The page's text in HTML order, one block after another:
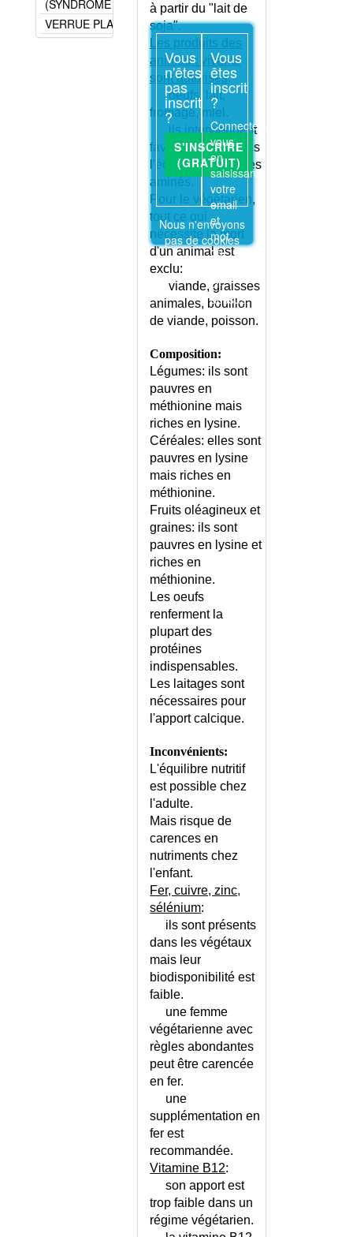
(SYNDROME DE)
VERRUE PLANTAIRE
VERTEBRO-BASILAIRE
VERTIGE POSITIONNEL
PAROXYSTIQUE BENIN
VERTIGES - REEDUCATION
VERTIGES DE L'ADULTE
VERTIGES DE L'ENFANT
VESICULES CUTANEES
VESSIE NEUROLOGIQUE
VICTIME DE GUERRE OU
VICTIMES - INDEMNISATION
VIEILLISSEMENT DE LA PEAU
VIOL OU TENTATIVE DE VIOL
VIOLENCES CONJUGALES
VIOLENCES CONJUGALES -
QUESTIONNAIRE WAST
VITAMINES DANS LES
VITESSE DE SEDIMENTATION
VOLVULUS DE L'ESTOMAC
VOLVULUS DU COLON
VOMISSEMENTS DE L'ADULTE
VOMISSEMENTS DE L'ENFANT
VOMISSEMENTS DE LA
VOMISSEMENTS DU
VON HIPPEL-LINDAU (MALADIE
VOYAGE EN AVION - CONTRE-
VOYAGE EN PAYS TROPICAL -
VOYAGE EN PAYS TROPICAL -
VOYAGE EN PAYS TROPICAL -
VOYAGE ET GROSSESSE
WALDENSTROM (MALADIE DE)
WEGENER (MALADIE DE)
WELLENS (SYNDROME DE)
WERNICKE (MALADIE DE)
WHIPPLE (MALADIE DE)
WILLEBRAND (MALADIE DE)
WILLIAMS (SYNDROME DE)
WILSON (MALADIE DE)
WOLFF-PARKINSON-WHITE
X FRAGILE (SYNDROME DE L')
CEREBROTENDINEUSE
Vous
n'êtes
pas
inscrit
?
S'INSCRIRE
(GRATUIT)
Vous
êtes
inscrit
?
Connectez-
vous
en
saisissant
votre
email
et
mot
de
ci-
dessus.
Nous n'envoyons
pas de cookies
à partir du "lait de
soja".
Les produits des
animaux vivants
sont autorisés:
oeufs, lait,
fromage, miel.
ils interviennent
favorablement dans
l'équilibre en acides
aminés.
Pour le végétarien,
tout ce qui
nécessite la mort
d'un animal est
exclu:
viande, graisses
animales, bouillon
de viande, poisson.
Composition:
Légumes: ils sont
pauvres en
méthionine mais
riches en lysine.
Céréales: elles sont
pauvres en lysine
mais riches en
méthionine.
Fruits oléagineux et
graines: ils sont
pauvres en lysine et
riches en
méthionine.
Les oeufs
renferment la
plupart des
protéines
indispensables.
Les laitages sont
nécessaires pour
l'apport calcique.
Inconvénients:
L'équilibre nutritif
est possible chez
l'adulte.
Mais risque de
carences en
nutriments chez
l'enfant.
Fer, cuivre, zinc,
sélénium:
ils sont présents
dans les végétaux
mais leur
biodisponibilité est
faible.
une femme
végétarienne avec
règles abondantes
peut être carencée
en fer.
une
supplémentation en
fer est
recommandée.
Vitamine B12:
son apport est
trop faible dans un
régime végétarien.